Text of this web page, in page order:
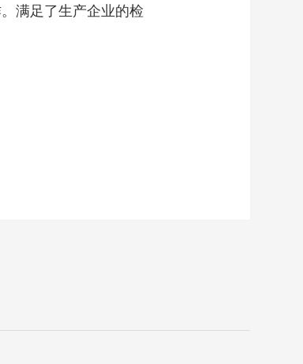
满足了生产企业的检